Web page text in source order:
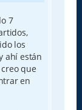
7
los
ahí están
que
en